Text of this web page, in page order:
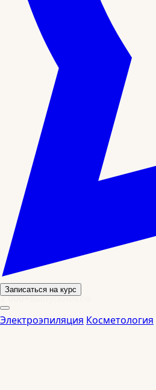
Записаться на курс
Электроэпиляция Косметология
2 000+выпускников